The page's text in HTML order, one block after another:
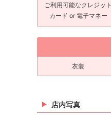
ご利用可能なクレジット
カード or 電子マネー
衣装
店内写真